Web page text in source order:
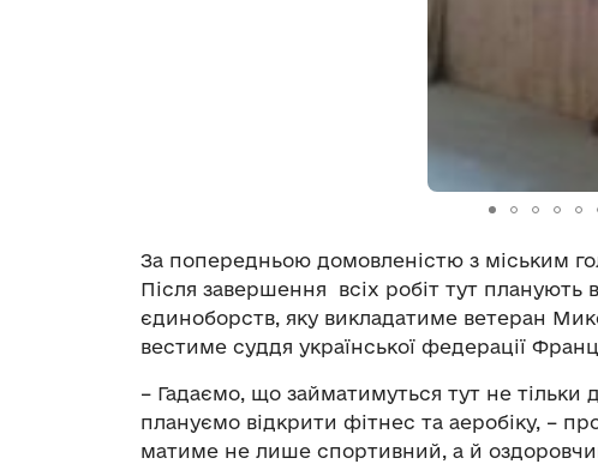
За попередньою домовленістю з міським
Після завершення всіх робіт тут планують
єдиноборств, яку викладатиме ветеран
вестиме суддя української федерації
– Гадаємо, що займатимуться тут не тільки
плануємо відкрити фітнес та аеробіку, –
матиме не лише спортивний, а й